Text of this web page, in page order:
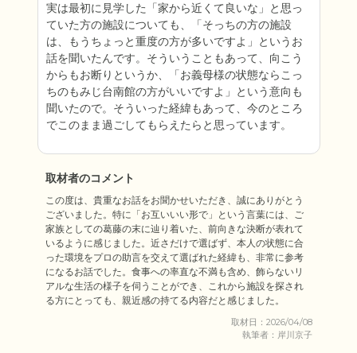
実は最初に見学した「家から近くて良いな」と思っ
ていた方の施設についても、「そっちの方の施設
は、もうちょっと重度の方が多いですよ」というお
話を聞いたんです。そういうこともあって、向こう
からもお断りというか、「お義母様の状態ならこっ
ちのもみじ台南館の方がいいですよ」という意向も
聞いたので。そういった経緯もあって、今のところ
でこのまま過ごしてもらえたらと思っています。
取材者のコメント
この度は、貴重なお話をお聞かせいただき、誠にありがとう
ございました。特に「お互いいい形で」という言葉には、ご
家族としての葛藤の末に辿り着いた、前向きな決断が表れて
いるように感じました。近さだけで選ばず、本人の状態に合
った環境をプロの助言を交えて選ばれた経緯も、非常に参考
になるお話でした。食事への率直な不満も含め、飾らないリ
アルな生活の様子を伺うことができ、これから施設を探され
る方にとっても、親近感の持てる内容だと感じました。
取材日：2026/04/08
執筆者：岸川京子